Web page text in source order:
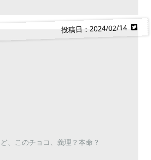
投稿日：2024/02/14
、このチョコ、義理？本命？